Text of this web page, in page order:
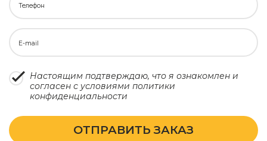
Телефон
E-mail
Настоящим подтверждаю, что я ознакомлен и
согласен с условиями политики
конфиденциальности
ОТПРАВИТЬ ЗАКАЗ